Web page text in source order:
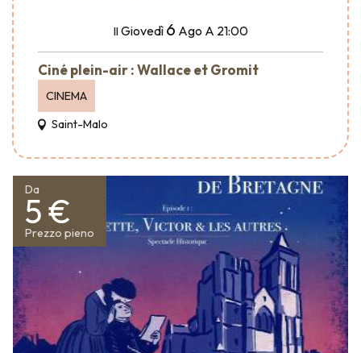
IlGiovedì 6 Ago A 21:00
Ciné plein-air : Wallace et Gromit
CINEMA
Saint-Malo
Da
5 €
Prezzo pieno